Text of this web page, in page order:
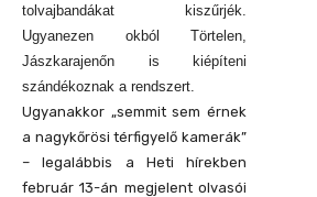
tolvajbandákat kiszűrjék.
Ugyanezen okból Törtelen,
Jászkarajenőn is kiépíteni
szándékoznak a rendszert.
Ugyanakkor „semmit sem érnek
a nagykőrösi térfigyelő kamerák”
– legalábbis a Heti hírekben
február 13-án megjelent olvasói